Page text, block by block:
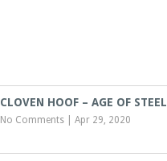
CLOVEN HOOF – AGE OF STEEL
No Comments |Apr 29, 2020